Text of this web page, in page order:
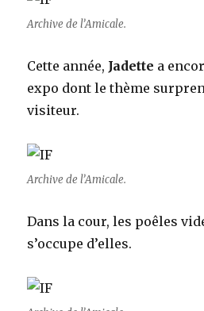
Archive de l’Amicale.
Cette année, Jadette a
expo dont le thème
visiteur.
Archive de l’Amicale.
Dans la cour, les poêles
s’occupe d’elles.